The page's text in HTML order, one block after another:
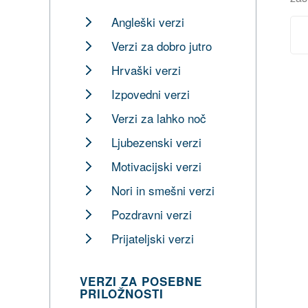
Angleški verzi
Verzi za dobro jutro
Hrvaški verzi
Izpovedni verzi
Verzi za lahko noč
Ljubezenski verzi
Motivacijski verzi
Nori in smešni verzi
Pozdravni verzi
Prijateljski verzi
VERZI ZA POSEBNE
PRILOŽNOSTI